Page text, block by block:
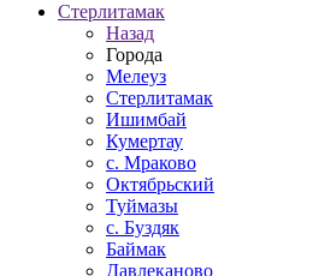
Стерлитамак
Назад
Города
Мелеуз
Стерлитамак
Ишимбай
Кумертау
c. Мраково
Октябрьский
Туймазы
c. Буздяк
Баймак
Давлеканово